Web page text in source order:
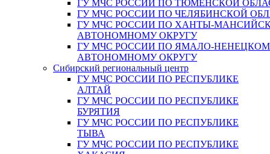
ГУ МЧС РОССИИ ПО ТЮМЕНСКОЙ
ГУ МЧС РОССИИ ПО ЧЕЛЯБИНСКОЙ
ГУ МЧС РОССИИ ПО ХАНТЫ-
АВТОНОМНОМУ ОКРУГУ
ГУ МЧС РОССИИ ПО ЯМАЛО-
АВТОНОМНОМУ ОКРУГУ
Сибирский региональный центр
ГУ МЧС РОССИИ ПО РЕСПУБЛИКЕ
АЛТАЙ
ГУ МЧС РОССИИ ПО РЕСПУБЛИКЕ
БУРЯТИЯ
ГУ МЧС РОССИИ ПО РЕСПУБЛИКЕ
ТЫВА
ГУ МЧС РОССИИ ПО РЕСПУБЛИКЕ